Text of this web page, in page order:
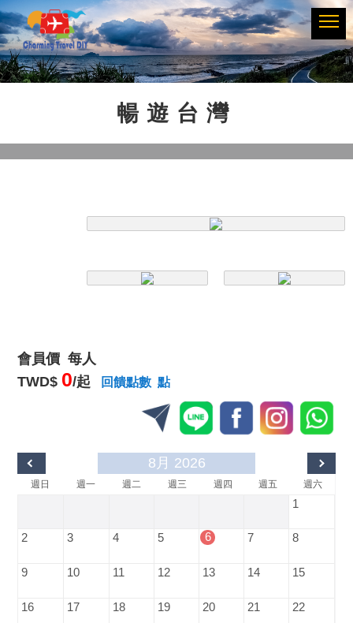
Previous Next
暢遊台灣
會員價 每人
TWD$ 0/起 回饋點數 點
8月 2026
週日 週一 週二 週三 週四 週五 週六
1
2 3 4 5 6 7 8
9 10 11 12 13 14 15
16 17 18 19 20 21 22